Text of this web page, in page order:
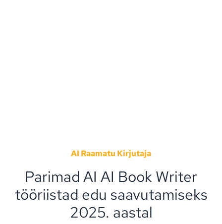
AI Raamatu Kirjutaja
Parimad AI AI Book Writer
tööriistad edu saavutamiseks
2025. aastal